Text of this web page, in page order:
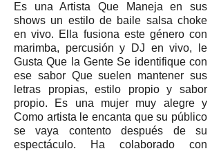
Es una Artista Que Maneja en sus
shows un estilo de baile salsa choke
en vivo. Ella fusiona este género con
marimba, percusión y DJ en vivo, le
Gusta Que la Gente Se identifique con
ese sabor Que suelen mantener sus
letras propias, estilo propio y sabor
propio. Es una mujer muy alegre y
Como artista le encanta que su público
se vaya contento después de su
espectáculo. Ha colaborado con